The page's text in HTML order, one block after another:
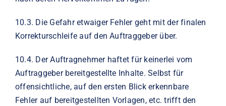
10.3. Die Gefahr etwaiger Fehler geht mit der finalen
Korrekturschleife auf den Auftraggeber über.
10.4. Der Auftragnehmer haftet für keinerlei vom
Auftraggeber bereitgestellte Inhalte. Selbst für
offensichtliche, auf den ersten Blick erkennbare
Fehler auf bereitgestellten Vorlagen, etc. trifft den